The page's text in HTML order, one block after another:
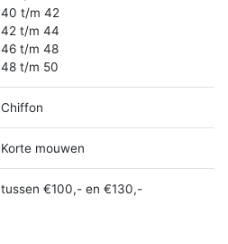
40 t/m 42
42 t/m 44
46 t/m 48
48 t/m 50
Chiffon
Korte mouwen
tussen €100,- en €130,-